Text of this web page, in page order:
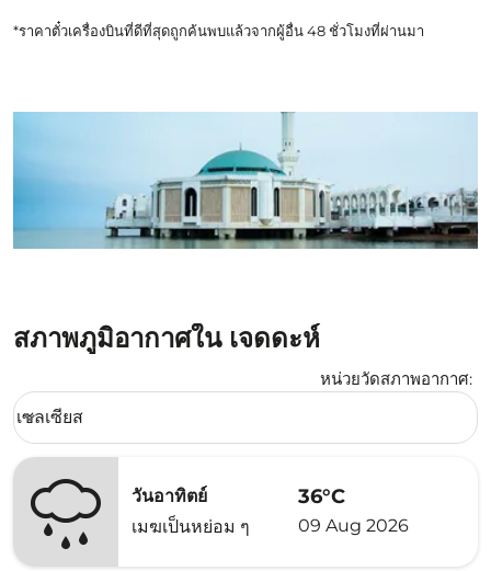
*ราคาตั๋วเครื่องบินที่ดีที่สุดถูกค้นพบแล้วจากผู้อื่น 48 ชั่วโมงที่ผ่านมา
สภาพภูมิอากาศใน เจดดะห์
หน่วยวัดสภาพอากาศ:
Weather unit option เซลเซียส Selected
เซลเซียส
keyboard_arrow_down
วันอาทิตย์
เมฆเป็นหย่อม ๆ
36°C
09 Aug 2026